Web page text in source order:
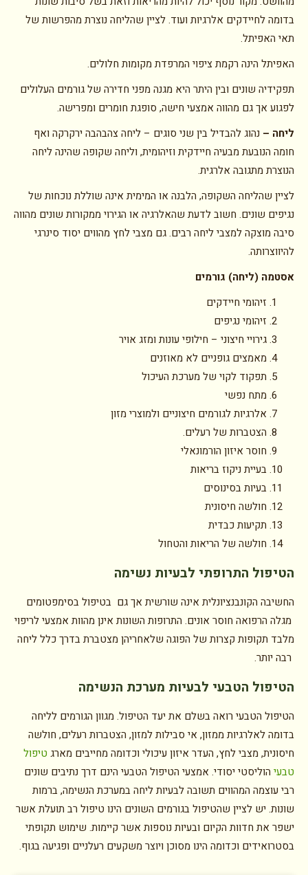
בדומה לחיידקים אלרגיות ועוד. לציין שהליחה נוצרת מהפרשות של
תאי האפיתל.
האפיתל הינה רקמת ציפוי המרפדת מקומות חלולים.
תפקידיה שונים ובין היתר היא מגנה מפני חדירה של גורמים העלולים
לפגוע אך גם מהווה אמצעי חישה, סופגת חומרים ומפרישה.
ליחה – נהוג להבדיל בין שני סוגים – ליחה צהבהבה ירקרקה ואף
חומה הנובעת מבעיה חיידקית וזיהומית, וליחה שקופה שהינה ליחה
הנוצרת מתגובה אלרגית.
לציין שהליחה השקופה, הלבנה או המימית אינה שוללת נוכחות של
נגיפים שונים. חשוב לדעת שהאלרגיה או הגירוי ממקורות שונים מהווה
סיבה מוצקה למצבי ליחה רבים. גם מצבי לחץ מהווים יסוד סינרגי
להיווצרותה.
אסטמה (ליחה) גורמים
זיהומי חיידקים
זיהומי נגיפים
גירויי חיצוני – חילופי עונות ומזג אויר
מאמצים גופניים לא מאוזנים
תפקוד לקוי של מערכת העיכול
מתח נפשי
אלרגיות לגורמים חיצוניים ולמוצרי מזון
הצטברות של רעלים.
חוסר איזון הורמונאלי
בעיית ניקוז בריאות
בעיות בסינוסים
חולשה חיסונית
תקיעות כבדית
חולשה של הריאות והטחול
הטיפול התרופתי לבעיות נשימה
החשיבה הקונבנציונלית אינה שורשית אך גם בטיפול בסימפטומים
מגלה הרפואה חוסר אונים. התרופות השונות אינן מהוות אמצעי לריפוי
מלבד תקופות קצרות של הפוגה שלאחריהן מצטברת בדרך כלל ליחה
רבה יותר.
הטיפול הטבעי לבעיות מערכת הנשימה
הטיפול הטבעי רואה בשלם את יעד הטיפול. מגוון הגורמים לליחה
בדומה לאלרגיות ממזון, אי סבילות למזון, הצטברות רעלים, חולשה
חיסונית, מצבי לחץ, העדר איזון עיכולי וכדומה מחייבים מארג טיפול
טבעי הוליסטי יסודי. אמצעי הטיפול הטבעי הינם דרך נתיבים שונים
רבי עוצמה המהווים תשובה לבעיות ליחה במערכת הנשימה, ברמות
שונות. יש לציין שהטיפול בגורמים השונים הינו טיפול רב תועלת אשר
ישפר את חדוות הקיום ובעיות נוספות אשר קיימות. שימוש תקופתי
בסטרואידים וכדומה הינו מסוכן ויוצר משקעים רעלניים ופגיעה בגוף.